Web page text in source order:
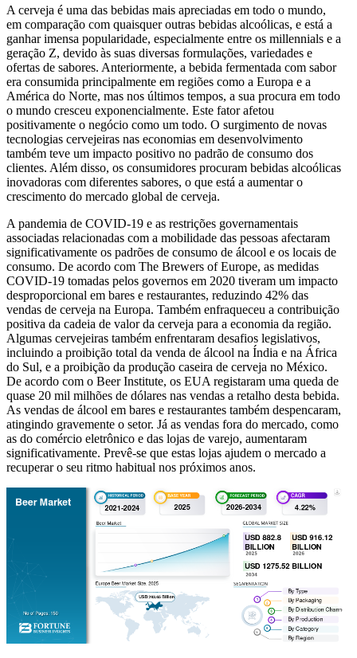
A cerveja é uma das bebidas mais apreciadas em todo o mundo,
em comparação com quaisquer outras bebidas alcoólicas, e está a
ganhar imensa popularidade, especialmente entre os millennials e a
geração Z, devido às suas diversas formulações, variedades e
ofertas de sabores. Anteriormente, a bebida fermentada com sabor
era consumida principalmente em regiões como a Europa e a
América do Norte, mas nos últimos tempos, a sua procura em todo
o mundo cresceu exponencialmente. Este fator afetou
positivamente o negócio como um todo. O surgimento de novas
tecnologias cervejeiras nas economias em desenvolvimento
também teve um impacto positivo no padrão de consumo dos
clientes. Além disso, os consumidores procuram bebidas alcoólicas
inovadoras com diferentes sabores, o que está a aumentar o
crescimento do mercado global de cerveja.
A pandemia de COVID-19 e as restrições governamentais
associadas relacionadas com a mobilidade das pessoas afectaram
significativamente os padrões de consumo de álcool e os locais de
consumo. De acordo com The Brewers of Europe, as medidas
COVID-19 tomadas pelos governos em 2020 tiveram um impacto
desproporcional em bares e restaurantes, reduzindo 42% das
vendas de cerveja na Europa. Também enfraqueceu a contribuição
positiva da cadeia de valor da cerveja para a economia da região.
Algumas cervejeiras também enfrentaram desafios legislativos,
incluindo a proibição total da venda de álcool na Índia e na África
do Sul, e a proibição da produção caseira de cerveja no México.
De acordo com o Beer Institute, os EUA registaram uma queda de
quase 20 mil milhões de dólares nas vendas a retalho desta bebida.
As vendas de álcool em bares e restaurantes também despencaram,
atingindo gravemente o setor. Já as vendas fora do mercado, como
as do comércio eletrônico e das lojas de varejo, aumentaram
significativamente. Prevê-se que estas lojas ajudem o mercado a
recuperar o seu ritmo habitual nos próximos anos.